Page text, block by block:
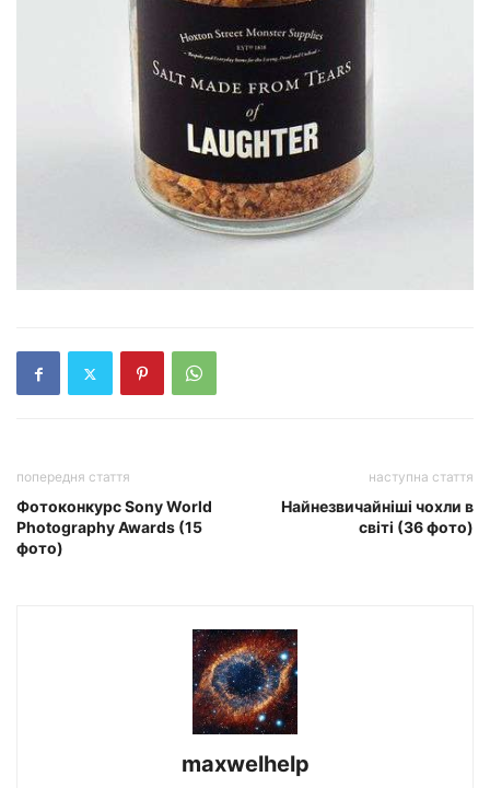
попередня стаття
Фотоконкурс Sony World
Photography Awards (15
фото)
наступна стаття
Найнезвичайніші чохли в
світі (36 фото)
maxwelhelp